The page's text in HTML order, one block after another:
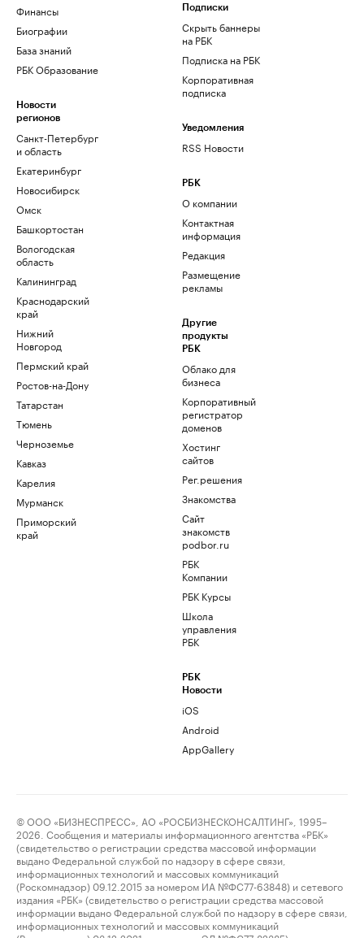
Финансы
Биографии
База знаний
РБК Образование
Новости
регионов
Санкт-Петербург
и область
Екатеринбург
Новосибирск
Омск
Башкортостан
Вологодская
область
Калининград
Краснодарский
край
Нижний
Новгород
Пермский край
Ростов-на-Дону
Татарстан
Тюмень
Черноземье
Кавказ
Карелия
Мурманск
Приморский
край
Подписки
Скрыть баннеры
на РБК
Подписка на РБК
Корпоративная
подписка
Уведомления
RSS Новости
РБК
О компании
Контактная
информация
Редакция
Размещение
рекламы
Другие
продукты
РБК
Облако для
бизнеса
Корпоративный
регистратор
доменов
Хостинг
сайтов
Рег.решения
Знакомства
Сайт
знакомств
podbor.ru
РБК
Компании
РБК Курсы
Школа
управления
РБК
РБК
Новости
iOS
Android
AppGallery
© ООО «БИЗНЕСПРЕСС», АО «РОСБИЗНЕСКОНСАЛТИНГ», 1995–
2026. Сообщения и материалы информационного агентства «РБК»
(свидетельство о регистрации средства массовой информации
выдано Федеральной службой по надзору в сфере связи,
информационных технологий и массовых коммуникаций
(Роскомнадзор) 09.12.2015 за номером ИА №ФС77-63848) и сетевого
издания «РБК» (свидетельство о регистрации средства массовой
информации выдано Федеральной службой по надзору в сфере связи,
информационных технологий и массовых коммуникаций